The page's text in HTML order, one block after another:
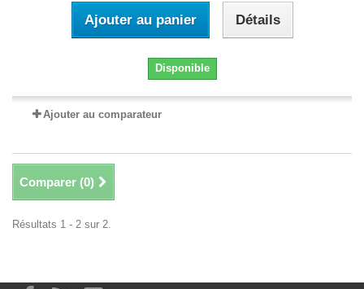
Ajouter au panier Détails
Disponible
Ajouter au comparateur
Comparer (0)
Résultats 1 - 2 sur 2.